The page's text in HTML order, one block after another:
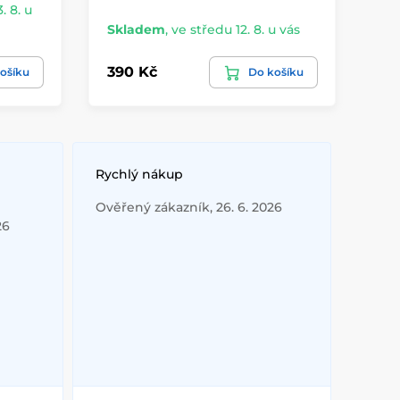
8. u
Skladem, ve středu 12. 8. u vás
390 Kč Do košíku
Rychlý nákup
Ověřený zákazník, 26. 6. 2026